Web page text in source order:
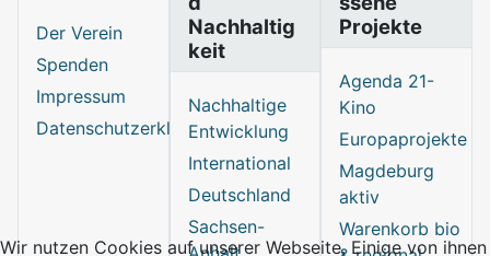
Der Verein
Spenden
Impressum
Datenschutzerklärung
Nachhaltig
keit
Nachhaltige
Entwicklung
International
Deutschland
Sachsen-
Projekte
Agenda 21-
Kino
Europaprojekte
Magdeburg
aktiv
Warenkorb bio
Wir nutzen Cookies auf unserer Webseite. Einige von ihnen